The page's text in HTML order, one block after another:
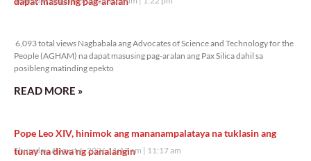
6,093 total views Nagbabala ang Advocates of Science and Technology for the
People (AGHAM) na dapat masusing pag-aralan ang Pax Silica dahil sa
posibleng matinding epekto
READ MORE »
Pope Leo XIV, hinimok ang mananampalataya na tuklasin ang
tunay na diwa ng panalangin
Thursday, August 6, 2026 11:17 am 11:17 am